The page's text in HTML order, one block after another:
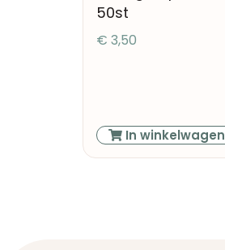
50st
€ 3,50
In winkelwagen